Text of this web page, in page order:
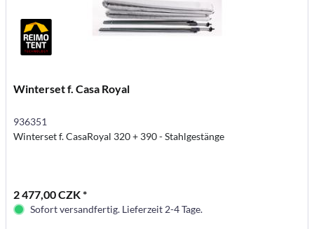
Winterset f. Casa Royal
936351
Winterset f. CasaRoyal 320 + 390 - Stahlgestänge
2 477,00 CZK *
Sofort versandfertig. Lieferzeit 2-4 Tage.